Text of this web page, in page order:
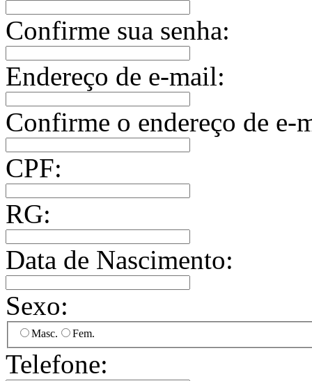
Confirme sua senha:
Endereço de e-mail:
Confirme o endereço de e-
CPF:
RG:
Data de Nascimento:
Sexo:
Masc. Fem.
Telefone: